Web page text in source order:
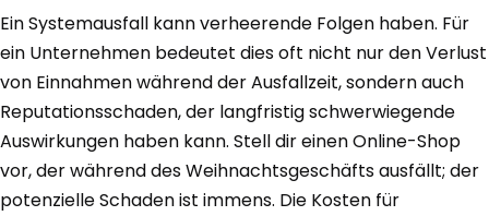
Ein Systemausfall kann verheerende Folgen haben. Für
ein Unternehmen bedeutet dies oft nicht nur den Verlust
von Einnahmen während der Ausfallzeit, sondern auch
Reputationsschaden, der langfristig schwerwiegende
Auswirkungen haben kann. Stell dir einen Online-Shop
vor, der während des Weihnachtsgeschäfts ausfällt; der
potenzielle Schaden ist immens. Die Kosten für